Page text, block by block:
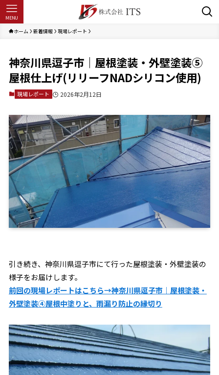
MENU
ホーム 新着情報 現場レポート
神奈川県逗子市｜屋根塗装・外壁塗装⑤
屋根仕上げ(リリーフNADシリコン使用)
現場レポート 2026年2月12日
引き続き、神奈川県逗子市にて行った屋根塗装・外壁塗装の
様子をお届けします。
前回の現場レポートはこちら→神奈川県逗子市｜屋根塗装・
外壁塗装④屋根中塗りと、雨漏り防止の縁切り